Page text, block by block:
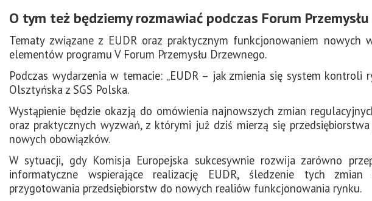
O tym też będziemy rozmawiać podczas Forum
Tematy związane z EUDR oraz praktycznym funkcjonowaniem nowych
elementów programu V Forum Przemysłu Drzewnego.
Podczas wydarzenia w temacie: „EUDR – jak zmienia się system kontroli
Olsztyńska z SGS Polska.
Wystąpienie będzie okazją do omówienia najnowszych zmian
oraz praktycznych wyzwań, z którymi już dziś mierzą się
nowych obowiązków.
W sytuacji, gdy Komisja Europejska sukcesywnie rozwija zarówno
informatyczne wspierające realizację EUDR, śledzenie tych
przygotowania przedsiębiorstw do nowych realiów funkcjonowania rynku.